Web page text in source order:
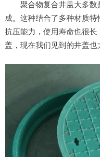
聚合物复合井盖大多
成。这种结合了多种材质
抗压能力，使用寿命也很
盖，现在我们见到的井盖也